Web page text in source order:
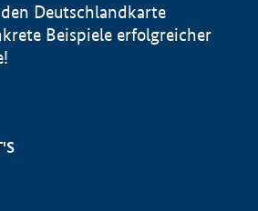
Deutschlandkarte
Beispiele erfolgreicher